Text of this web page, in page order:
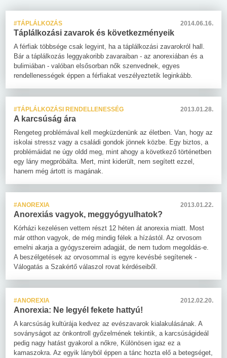
#TÁPLÁLKOZÁS 2014.06.16.
Táplálkozási zavarok és következményeik
A férfiak többsége csak legyint, ha a táplálkozási zavarokról hall.
Bár a táplálkozás leggyakoribb zavaraiban - az anorexiában és a
bulimiában - valóban elsősorban nők szenvednek, egyes
rendellenességek éppen a férfiakat veszélyeztetik leginkább.
#TÁPLÁLKOZÁSI RENDELLENESSÉG 2013.01.28.
A karcsúság ára
Rengeteg problémával kell megküzdenünk az életben. Van, hogy az
iskolai stressz vagy a családi gondok jönnek közbe. Egy biztos, a
problémáidat ne úgy oldd meg, mint ahogy a következő történetben
egy lány megpróbálta. Mert, mint kiderült, nem segített ezzel,
hanem még ártott is magának.
#ANOREXIA 2013.01.22.
Anorexiás vagyok, meggyógyulhatok?
Kórházi kezelésen vettem részt 12 héten át anorexia miatt. Most
már otthon vagyok, de még mindig félek a hízástól. Az orvosom
emelni akarja a gyógyszereim adagját, de nem tudom megoldás-e.
A beszélgetések az orvosommal is egyre kevésbé segítenek -
Válogatás a Szakértő válaszol rovat kérdéseiből.
#ANOREXIA 2012.02.20.
Anorexia: Ne legyél fekete hattyú!
A karcsúság kultúrája kedvez az evészavarok kialakulásának. A
soványságot az önkontroll győzelmének tekintik, a karcsúságideál
pedig nagy hatást gyakorol a nőkre, Különösen igaz ez a
kamaszokra. Az egyik lányból éppen a tánc hozta elő a betegséget,